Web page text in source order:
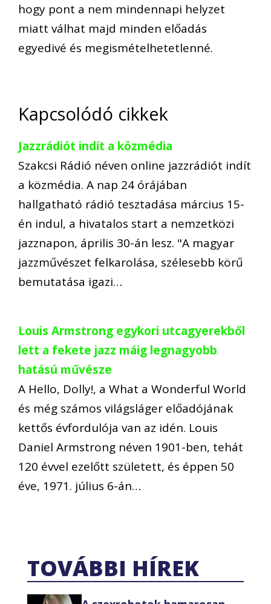
hogy pont a nem mindennapi helyzet
miatt válhat majd minden előadás
egyedivé és megismételhetetlenné.
Kapcsolódó cikkek
Jazzrádiót indít a közmédia
Szakcsi Rádió néven online jazzrádiót indít
a közmédia. A nap 24 órájában
hallgatható rádió tesztadása március 15-
én indul, a hivatalos start a nemzetközi
jazznapon, április 30-án lesz. "A magyar
jazzművészet felkarolása, szélesebb körű
bemutatása igazi…
Louis Armstrong egykori utcagyerekből
lett a fekete jazz máig legnagyobb
hatású művésze
A Hello, Dolly!, a What a Wonderful World
és még számos világsláger előadójának
kettős évfordulója van az idén. Louis
Daniel Armstrong néven 1901-ben, tehát
120 évvel ezelőtt született, és éppen 50
éve, 1971. július 6-án…
TOVÁBBI HÍREK